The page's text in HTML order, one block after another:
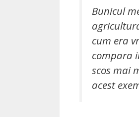
Bunicul
cum era
compara
scos mai
acest